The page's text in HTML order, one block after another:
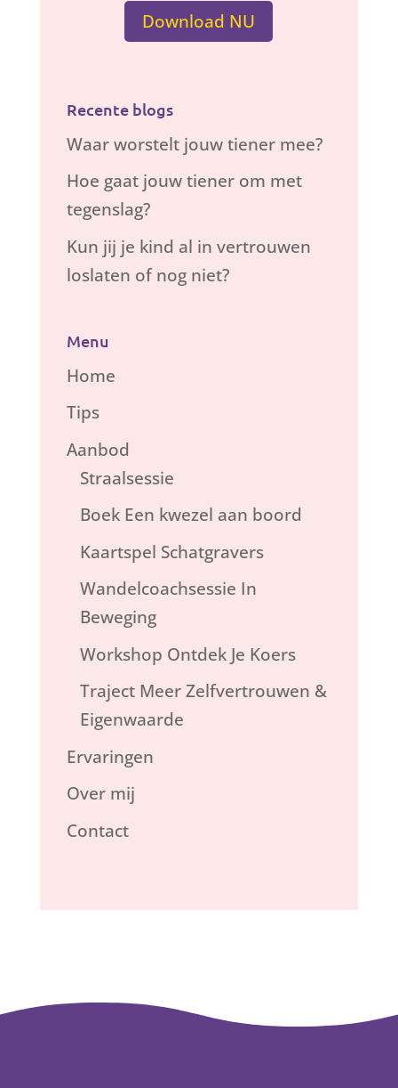
Download NU
Recente blogs
Waar worstelt jouw tiener mee?
Hoe gaat jouw tiener om met
tegenslag?
Kun jij je kind al in vertrouwen
loslaten of nog niet?
Menu
Home
Tips
Aanbod
Straalsessie
Boek Een kwezel aan boord
Kaartspel Schatgravers
Wandelcoachsessie In
Beweging
Workshop Ontdek Je Koers
Traject Meer Zelfvertrouwen &
Eigenwaarde
Ervaringen
Over mij
Contact